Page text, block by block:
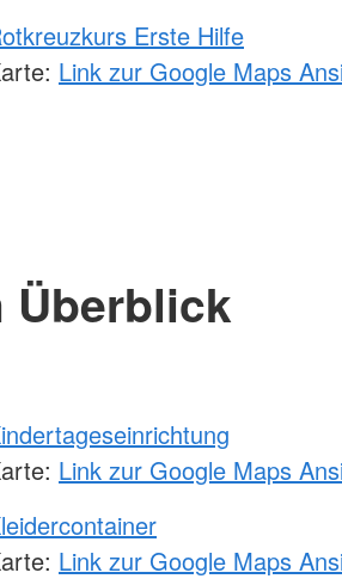
Erste Hilfe
Link zur Google Maps
Überblick
Link zur Google Maps
Link zur Google Maps